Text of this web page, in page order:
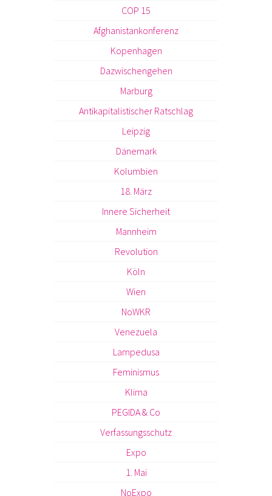
COP 15
Afghanistankonferenz
Kopenhagen
Dazwischengehen
Marburg
Antikapitalistischer Ratschlag
Leipzig
Dänemark
Kolumbien
18. März
Innere Sicherheit
Mannheim
Revolution
Köln
Wien
NoWKR
Venezuela
Lampedusa
Feminismus
Klima
PEGIDA & Co
Verfassungsschutz
Expo
1. Mai
NoExpo